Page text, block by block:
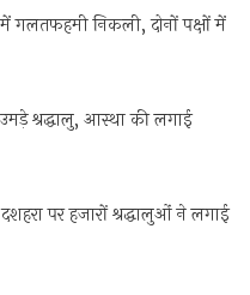
निकली, दोनों पक्षों में
श्रद्धालु, आस्था की लगाई
पर हजारों श्रद्धालुओं ने लगाई